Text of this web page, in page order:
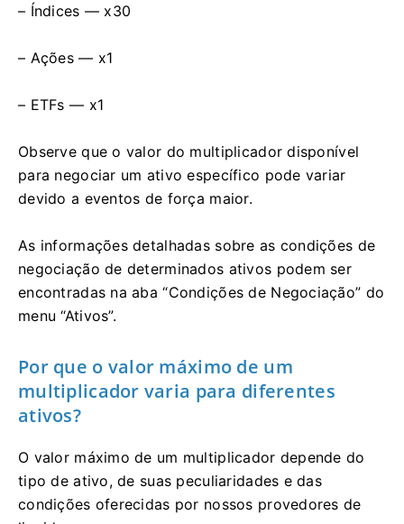
– Índices — x30
– Ações — x1
– ETFs — x1
Observe que o valor do multiplicador disponível
para negociar um ativo específico pode variar
devido a eventos de força maior.
As informações detalhadas sobre as condições de
negociação de determinados ativos podem ser
encontradas na aba “Condições de Negociação” do
menu “Ativos”.
Por que o valor máximo de um
multiplicador varia para diferentes
ativos?
O valor máximo de um multiplicador depende do
tipo de ativo, de suas peculiaridades e das
condições oferecidas por nossos provedores de